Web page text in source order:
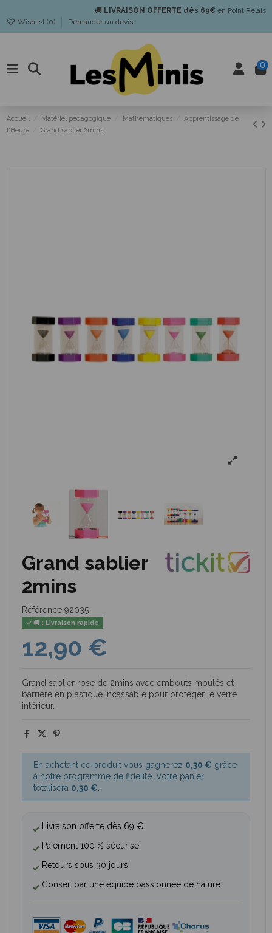
🚚 LIVRAISON OFFERTE dès 69€en Point Relais
Wishlist (0) Demander un devis
0
Accueil Matériel pédagogique Mathématiques
Apprentissage de
l'Heure
Grand sablier 2mins
Grand sablier
2mins
Référence 92035
🚚 : Livraison rapide
12,90 €
Grand sablier rose de 2mins avec embouts moulés et
barrière en plastique incassable pour protéger le verre
intérieur.
En achetant ce produit vous gagnerez 0,30 € grâce
à notre programme de fidélité. Votre panier
totalisera 0,30 €.
Livraison offerte dès 69 €
Paiement 100 % sécurisé
Retours sous 30 jours
Conseil par une équipe passionnée de nature